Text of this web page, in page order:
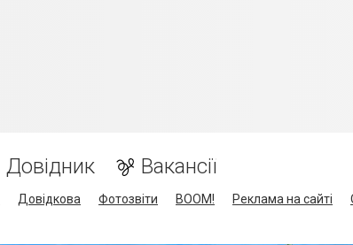
Довідник Вакансії
Довідкова Фотозвіти BOOM! Реклама на сайті